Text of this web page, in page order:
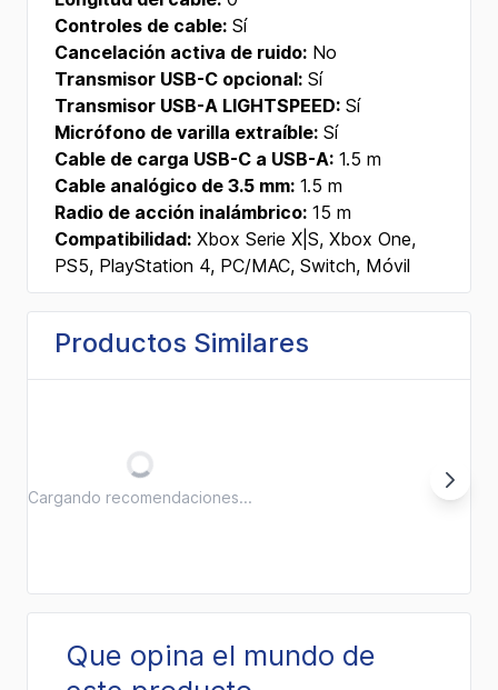
Controles de cable: Sí
Cancelación activa de ruido: No
Transmisor USB-C opcional: Sí
Transmisor USB-A LIGHTSPEED: Sí
Micrófono de varilla extraíble: Sí
Cable de carga USB-C a USB-A: 1.5 m
Cable analógico de 3.5 mm: 1.5 m
Radio de acción inalámbrico: 15 m
Compatibilidad: Xbox Serie X|S, Xbox One,
PS5, PlayStation 4, PC/MAC, Switch, Móvil
Productos Similares
Cargando recomendaciones...